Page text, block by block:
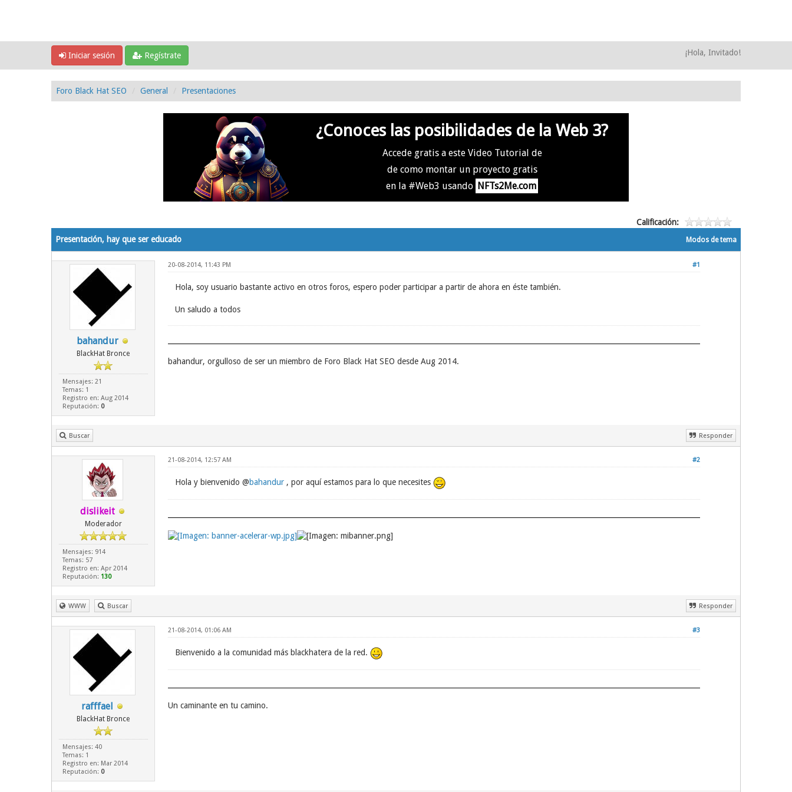
Iniciar sesión Regístrate ¡Hola, Invitado!
Foro Black Hat SEO General Presentaciones
¿Conoces las posibilidades de la Web 3?
Accede gratis a este Video Tutorial de
de como montar un proyecto gratis
en la #Web3 usando NFTs2Me.com
Calificación:
Modos de tema
Presentación, hay que ser educado
bahandur
BlackHat Bronce
Mensajes: 21
Temas: 1
Registro en: Aug 2014
Reputación: 0
#1
20-08-2014, 11:43 PM
Hola, soy usuario bastante activo en otros foros, espero poder participar a partir de ahora en éste también.
Un saludo a todos
bahandur, orgulloso de ser un miembro de Foro Black Hat SEO desde Aug 2014.
Buscar Responder
dislikeit
Moderador
Mensajes: 914
Temas: 57
Registro en: Apr 2014
Reputación: 130
#2
21-08-2014, 12:57 AM
Hola y bienvenido @bahandur, por aquí estamos para lo que necesites
WWW Buscar Responder
rafffael
BlackHat Bronce
Mensajes: 40
Temas: 1
Registro en: Mar 2014
Reputación: 0
#3
21-08-2014, 01:06 AM
Bienvenido a la comunidad más blackhatera de la red.
Un caminante en tu camino.